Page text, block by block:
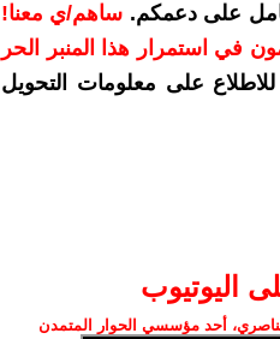
على دعمكم. ساهم/ي معنا!
في استمرار هذا المنبر الحر
للاطلاع على معلومات التحويل
اليوتيوب
أحد مؤسسي الحوار المتمدن